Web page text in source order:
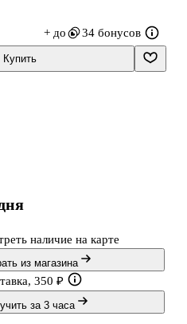
449 ₽
Скетчбук.
1 548 ₽
1 290
+ до 34 бонусов
Купить
наличие на карте
из магазина
350 ₽
за 3 часа